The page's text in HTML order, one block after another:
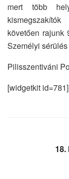
mert több
követően rajunk
Személyi
Pilisszentiváni
[widgetkit id=781]